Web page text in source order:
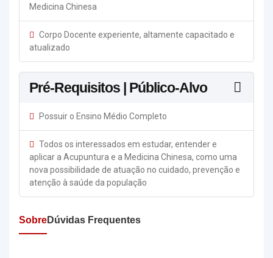
Medicina Chinesa
Corpo Docente experiente, altamente capacitado e
atualizado
Pré-Requisitos | Público-Alvo
Possuir o Ensino Médio Completo
Todos os interessados em estudar, entender e
aplicar a Acupuntura e a Medicina Chinesa, como uma
nova possibilidade de atuação no cuidado, prevenção e
atenção à saúde da população
SobreDúvidas Frequentes